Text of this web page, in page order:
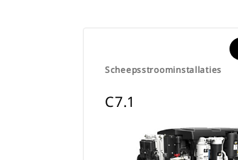
Scheepsstroominstallaties
C7.1